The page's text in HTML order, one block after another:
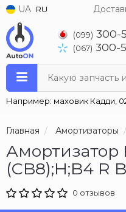
UA RU
(099) 300-
(067) 300-
Какую запчасть
Например: маховик Кадди,
Главная Амортизаторы
Амортизатор
(CB8);H;B4 R
0 отзывов